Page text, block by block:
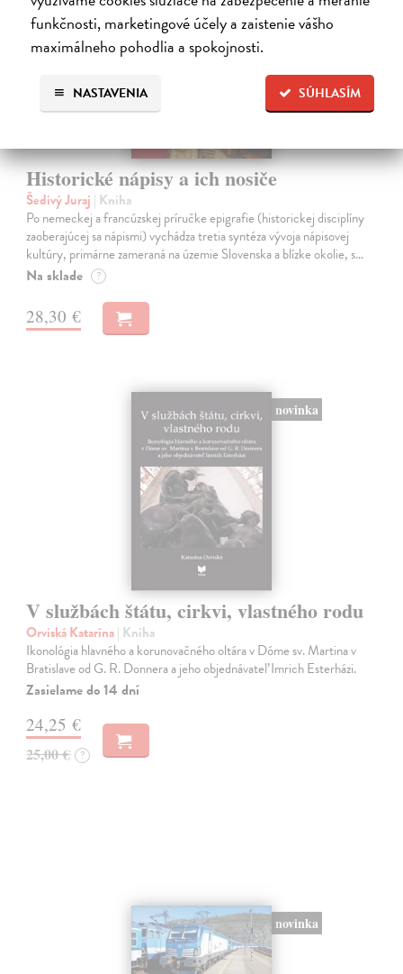
funkčnosti, marketingové účely a zaistenie vášho
maximálneho pohodlia a spokojnosti.
SÚHLASÍM
NASTAVENIA
Historické nápisy a ich nosiče
Šedivý Juraj | Kniha
Po nemeckej a francúzskej príručke epigrafie (historickej disciplíny
zaoberajúcej sa nápismi) vychádza tretia syntéza vývoja nápisovej
kultúry, primárne zameraná na územie Slovenska a blízke okolie, s…
Na sklade ?
28,30 €
novinka
V službách štátu, cirkvi, vlastného rodu
Orviská Katarína| Kniha
Ikonológia hlavného a korunovačného oltára v Dóme sv. Martina v
Bratislave od G. R. Donnera a jeho objednávateľ Imrich Esterházi.
Zasielame do 14 dní
24,25 €
25,00 € ?
novinka